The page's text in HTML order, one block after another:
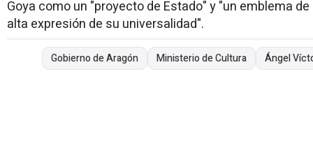
Goya como un "proyecto de Estado" y "un emblema
alta expresión de su universalidad".
Gobierno de Aragón Ministerio de Cultura Ángel